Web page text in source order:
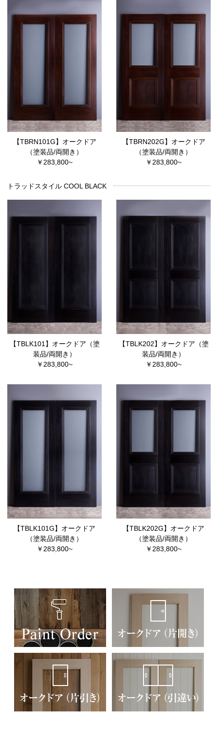
【TBRN101G】オークドア
（塗装品/両開き）
￥283,800~
【TBRN202G】オークドア
（塗装品/両開き）
￥283,800~
トラッドスタイル COOL BLACK
【TBLK101】オークドア（塗
装品/両開き）
￥283,800~
【TBLK202】オークドア（塗
装品/両開き）
￥283,800~
【TBLK101G】オークドア
（塗装品/両開き）
￥283,800~
【TBLK202G】オークドア
（塗装品/両開き）
￥283,800~